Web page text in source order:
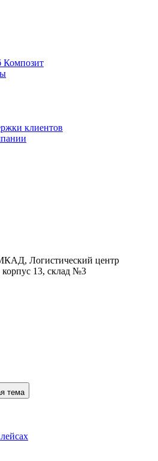
клиентов
Логистический центр
13, склад №3
тема